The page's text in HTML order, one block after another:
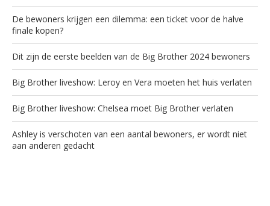
De bewoners krijgen een dilemma: een ticket voor de halve
finale kopen?
Dit zijn de eerste beelden van de Big Brother 2024 bewoners
Big Brother liveshow: Leroy en Vera moeten het huis verlaten
Big Brother liveshow: Chelsea moet Big Brother verlaten
Ashley is verschoten van een aantal bewoners, er wordt niet
aan anderen gedacht